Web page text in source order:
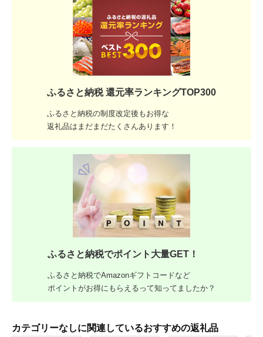
ふるさと納税 還元率ランキングTOP300
ふるさと納税の制度改定後もお得な
返礼品はまだまだたくさんあります！
ふるさと納税でポイント大量GET！
ふるさと納税でAmazonギフトコードなど
ポイントがお得にもらえるって知ってましたか？
カテゴリーなしに関連しているおすすめの返礼品